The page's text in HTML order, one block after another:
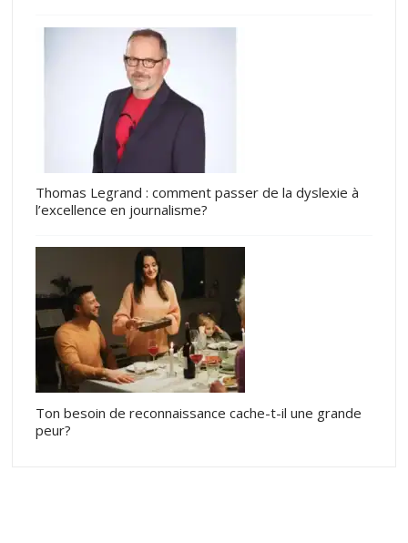
Thomas Legrand : comment passer de la dyslexie à
l’excellence en journalisme?
Ton besoin de reconnaissance cache-t-il une grande
peur?